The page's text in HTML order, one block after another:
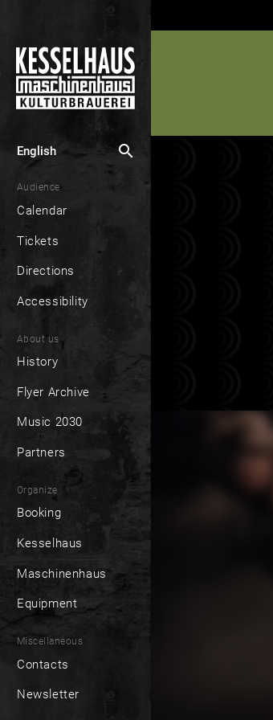
English search
Audience
Calendar
Tickets
Directions
Accessibility
About us
History
Flyer Archive
Music 2030
Partners
Organize
Booking
Kesselhaus
Maschinenhaus
Equipment
Miscellaneous
Contacts
Newsletter